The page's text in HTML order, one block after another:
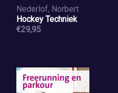
Nederlof, Norbert
Hockey Techniek
€29,95